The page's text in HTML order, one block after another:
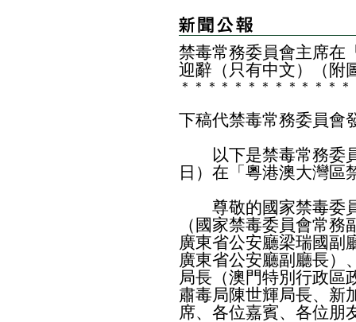
禁毒常務委員會主席在
迎辭（只有中文）（附
＊ ＊ ＊ ＊ ＊ ＊ ＊ ＊ ＊ ＊ ＊ ＊ ＊
下稿代禁毒常務委員會
以下是禁毒常務委員
日）在「粵港澳大灣區
尊敬的國家禁毒委員
（國家禁毒委員會常
廣東省公安廳梁瑞國副
廣東省公安廳副廳長）
局長（澳門特別行政區
肅毒局陳世輝局長、新
席、各位嘉賓、各位朋